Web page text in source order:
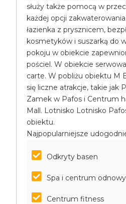
służy także pomocą w
każdej opcji
łazienka z prysznicem,
kosmetyków i suszarką do
pokoju w obiekcie
pościel. W obiekcie
carte. W pobliżu obiektu M
się liczne atrakcje, takie jak
Zamek w Pafos i Centrum
Mall. Lotnisko Lotnisko
obiektu.
Najpopularniejsze
Odkryty basen
Spa i centrum
Centrum fitness